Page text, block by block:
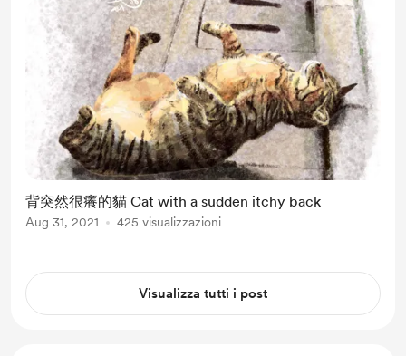
背突然很癢的貓 Cat with a sudden itchy back
Aug 31, 2021 425 visualizzazioni
Visualizza tutti i post